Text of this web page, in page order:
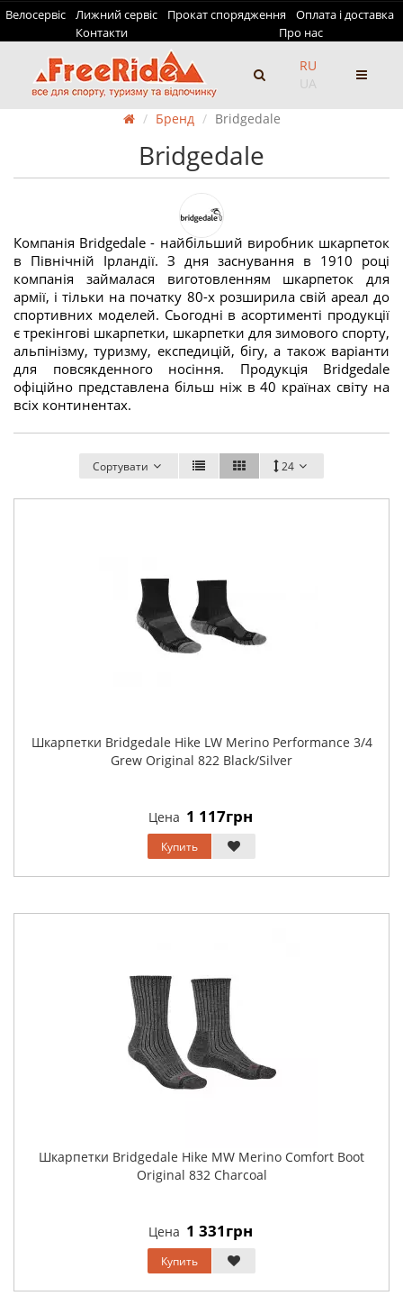
Велосервіс Лижний сервіс Прокат спорядження
Оплата і доставка
Контакти
Про нас
RU
UA
Бренд Bridgedale
Bridgedale
Компанія Bridgedale - найбільший виробник шкарпеток
в Північній Ірландії. З дня заснування в 1910 році
компанія займалася виготовленням шкарпеток для
армії, і тільки на початку 80-х розширила свій ареал до
спортивних моделей. Сьогодні в асортименті продукції
є трекінгові шкарпетки, шкарпетки для зимового спорту,
альпінізму, туризму, експедицій, бігу, а також варіанти
для повсякденного носіння. Продукція Bridgedale
офіційно представлена більш ніж в 40 країнах світу на
всіх континентах.
Сортувати 24
Шкарпетки Bridgedale Hike LW Merino Performance 3/4
Grew Original 822 Black/Silver
Цена 1 117грн
Купить
Шкарпетки Bridgedale Hike MW Merino Comfort Boot
Original 832 Charcoal
Цена 1 331грн
Купить